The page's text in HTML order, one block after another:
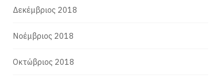
Δεκέμβριος 2018
Νοέμβριος 2018
Οκτώβριος 2018